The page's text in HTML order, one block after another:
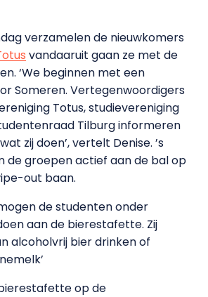
verzamelen de nieuwkomers
vandaaruit gaan ze met de
‘We beginnen met een
Someren. Vertegenwoordigers
Totus, studievereniging
Tilburg informeren
zij doen’, vertelt Denise. ’s
de groepen actief aan de bal op
out baan.
de studenten onder
aan de bierestafette. Zij
alcoholvrij bier drinken of
op de